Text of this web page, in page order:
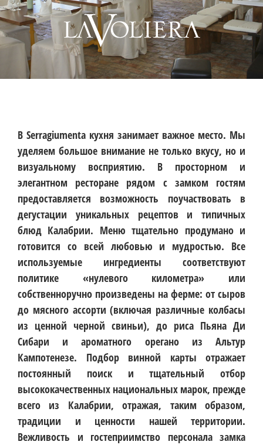
В Serragiumenta кухня занимает важное место. Мы
уделяем большое внимание не только вкусу, но и
визуальному восприятию. В просторном и
элегантном ресторане рядом с замком гостям
предоставляется возможность поучаствовать в
дегустации уникальных рецептов и типичных
блюд Калабрии. Меню тщательно продумано и
готовится со всей любовью и мудростью. Все
используемые ингредиенты соответствуют
политике «нулевого километра» или
собственноручно произведены на ферме: от сыров
до мясного ассорти (включая различные колбасы
из ценной черной свиньи), до риса Пьяна Ди
Сибари и ароматного орегано из Альтур
Кампотенезе. Подбор винной карты отражает
постоянный поиск и тщательный отбор
высококачественных национальных марок, прежде
всего из Калабрии, отражая, таким образом,
традиции и ценности нашей территории.
Вежливость и гостеприимство персонала замка